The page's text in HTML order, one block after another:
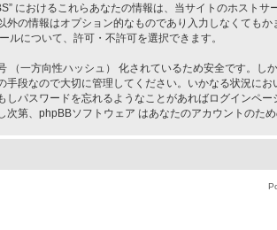
におけるこれらあなたの情報は、当サイトのホスト
外の情報はオプション的なものであり入力しなくても
ルについて、許可・不許可を選択できます。
（一方向性ハッシュ） 化されているため安全です。し
手段なので大切に管理してください。いかなる状況に
しパスワードを忘れるようなことがあればログインペ
次第、phpBBソフトウェア はあなたのアカウントのた